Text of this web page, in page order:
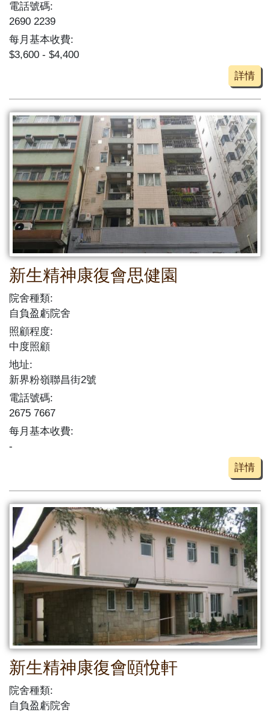
電話號碼:
2690 2239
每月基本收費:
$3,600 - $4,400
詳情
新生精神康復會思健園
院舍種類:
自負盈虧院舍
照顧程度:
中度照顧
地址:
新界粉嶺聯昌街2號
電話號碼:
2675 7667
每月基本收費:
-
詳情
新生精神康復會頤悅軒
院舍種類:
自負盈虧院舍